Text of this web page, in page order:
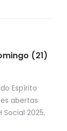
(21)
Espírito
abertas
2025,